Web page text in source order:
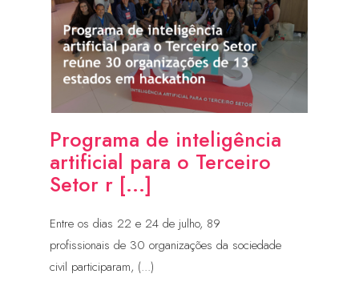
Programa de inteligência
artificial para o Terceiro
Setor r [...]
Entre os dias 22 e 24 de julho, 89
profissionais de 30 organizações da sociedade
civil participaram, (...)